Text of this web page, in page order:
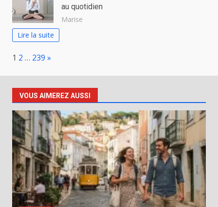
au quotidien
Marise
Lire la suite
Page:
1 2 … 239 Next
»
VOUS AIMEREZ AUSSI